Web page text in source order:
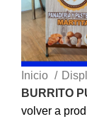
Inicio
BURRITO
volver a